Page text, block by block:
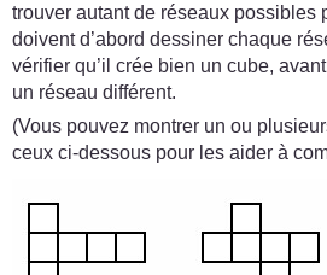
trouver autant de réseaux possibles
doivent d’abord dessiner chaque
vérifier qu’il crée bien un cube,
un réseau différent.
(Vous pouvez montrer un ou
ceux ci-dessous pour les aider à